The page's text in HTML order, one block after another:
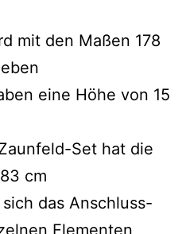
mit den Maßen 178
eine Höhe von 15
Set hat die
cm
das Anschluss-